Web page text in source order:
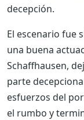
decepción.
El escenario fue
una buena
Schaffhausen,
parte
esfuerzos del
el rumbo y